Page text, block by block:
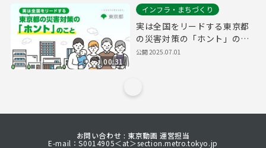
00:31
インフラ・まちづくり
実は全国をリードする東京都
の災害対策の「ホント」のこ
と
公開2025.07.01
お問い合わせ : 東京動画 運営担当
E-mail：S0014905＜at＞section.metro.tokyo.jp